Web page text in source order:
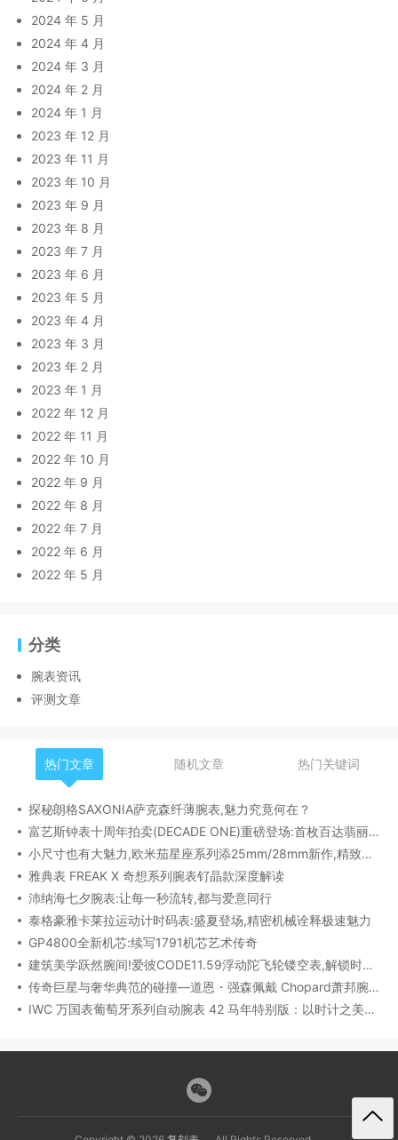
2024 年 5 月
2024 年 4 月
2024 年 3 月
2024 年 2 月
2024 年 1 月
2023 年 12 月
2023 年 11 月
2023 年 10 月
2023 年 9 月
2023 年 8 月
2023 年 7 月
2023 年 6 月
2023 年 5 月
2023 年 4 月
2023 年 3 月
2023 年 2 月
2023 年 1 月
2022 年 12 月
2022 年 11 月
2022 年 10 月
2022 年 9 月
2022 年 8 月
2022 年 7 月
2022 年 6 月
2022 年 5 月
分类
腕表资讯
评测文章
热门文章 随机文章 热门关键词
探秘朗格SAXONIA萨克森纤薄腕表,魅力究竟何在？
富艺斯钟表十周年拍卖(DECADE ONE)重磅登场:首枚百达翡丽1518精钢腕表领衔呈献
小尺寸也有大魅力,欧米茄星座系列添25mm/28mm新作,精致感拉满
雅典表 FREAK X 奇想系列腕表钌晶款深度解读​
沛纳海七夕腕表:让每一秒流转,都与爱意同行
泰格豪雅卡莱拉运动计时码表:盛夏登场,精密机械诠释极速魅力
GP4800全新机芯:续写1791机芯艺术传奇
建筑美学跃然腕间!爱彼CODE11.59浮动陀飞轮镂空表,解锁时间律动新形态
传奇巨星与奢华典范的碰撞—道恩・强森佩戴 Chopard萧邦腕表珠宝亮相威尼斯电影节
IWC 万国表葡萄牙系列自动腕表 42 马年特别版：以时计之美，致敬农历新年​